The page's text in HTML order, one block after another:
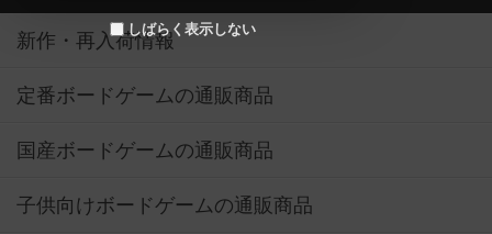
しばらく表示しない
新作・再入荷情報
定番ボードゲームの通販商品
国産ボードゲームの通販商品
子供向けボードゲームの通販商品